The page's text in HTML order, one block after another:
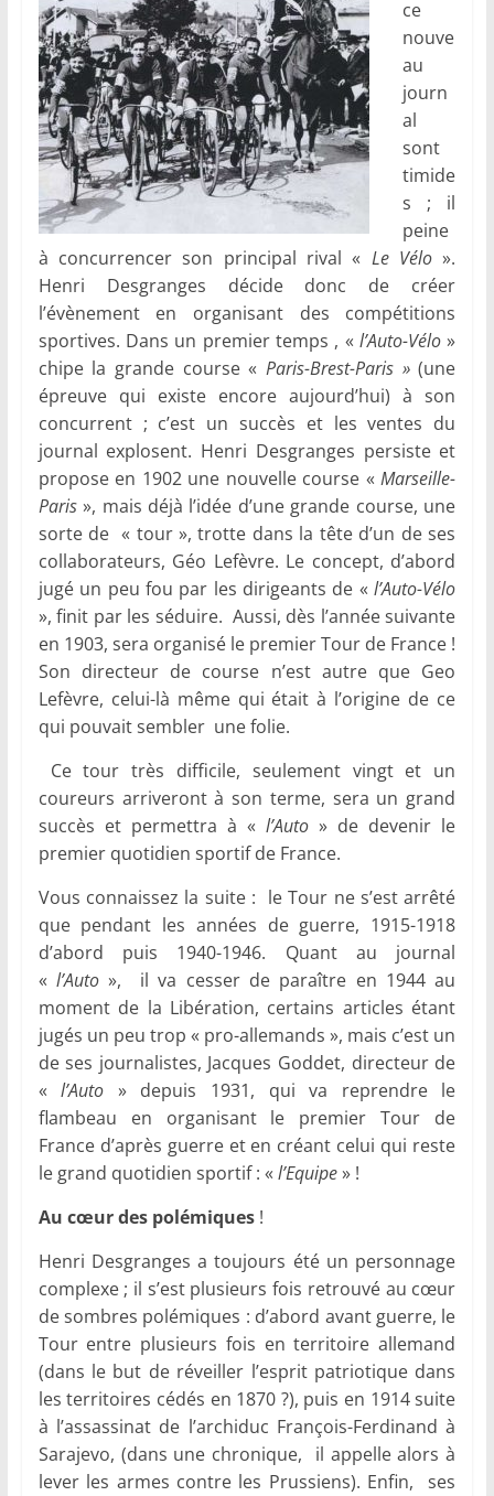
ce
nouve
au
journ
al
sont
timide
s ; il
peine
à concurrencer son principal rival « Le Vélo».
Henri Desgranges décide donc de créer
l’évènement en organisant des compétitions
sportives. Dans un premier temps , « l’Auto-Vélo»
chipe la grande course « Paris-Brest-Paris »(une
épreuve qui existe encore aujourd’hui) à son
concurrent ; c’est un succès et les ventes du
journal explosent. Henri Desgranges persiste et
propose en 1902 une nouvelle course «Marseille-
Paris», mais déjà l’idée d’une grande course, une
sorte de « tour », trotte dans la tête d’un de ses
collaborateurs, Géo Lefèvre. Le concept, d’abord
jugé un peu fou par les dirigeants de «l’Auto-Vélo
», finit par les séduire. Aussi, dès l’année suivante
en 1903, sera organisé le premier Tour de France !
Son directeur de course n’est autre que Geo
Lefèvre, celui-là même qui était à l’origine de ce
qui pouvait sembler une folie.
Ce tour très difficile, seulement vingt et un
coureurs arriveront à son terme, sera un grand
succès et permettra à « l’Auto » de devenir le
premier quotidien sportif de France.
Vous connaissez la suite : le Tour ne s’est arrêté
que pendant les années de guerre, 1915-1918
d’abord puis 1940-1946. Quant au journal
« l’Auto », il va cesser de paraître en 1944 au
moment de la Libération, certains articles étant
jugés un peu trop « pro-allemands », mais c’est un
de ses journalistes, Jacques Goddet, directeur de
«l’Auto » depuis 1931, qui va reprendre le
flambeau en organisant le premier Tour de
France d’après guerre et en créant celui qui reste
le grand quotidien sportif : « l’Equipe» !
Au cœur des polémiques !
Henri Desgranges a toujours été un personnage
complexe ; il s’est plusieurs fois retrouvé au cœur
de sombres polémiques : d’abord avant guerre, le
Tour entre plusieurs fois en territoire allemand
(dans le but de réveiller l’esprit patriotique dans
les territoires cédés en 1870 ?), puis en 1914 suite
à l’assassinat de l’archiduc François-Ferdinand à
Sarajevo, (dans une chronique, il appelle alors à
lever les armes contre les Prussiens). Enfin, ses